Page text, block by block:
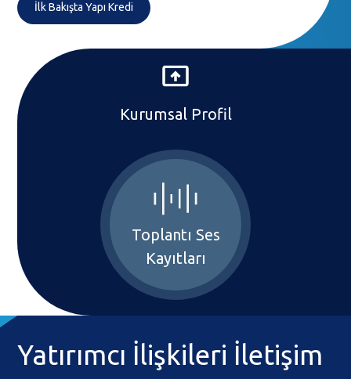
İlk Bakışta Yapı Kredi
Kurumsal Profil
Toplantı Ses
Kayıtları
Yatırımcı İlişkileri İletişim